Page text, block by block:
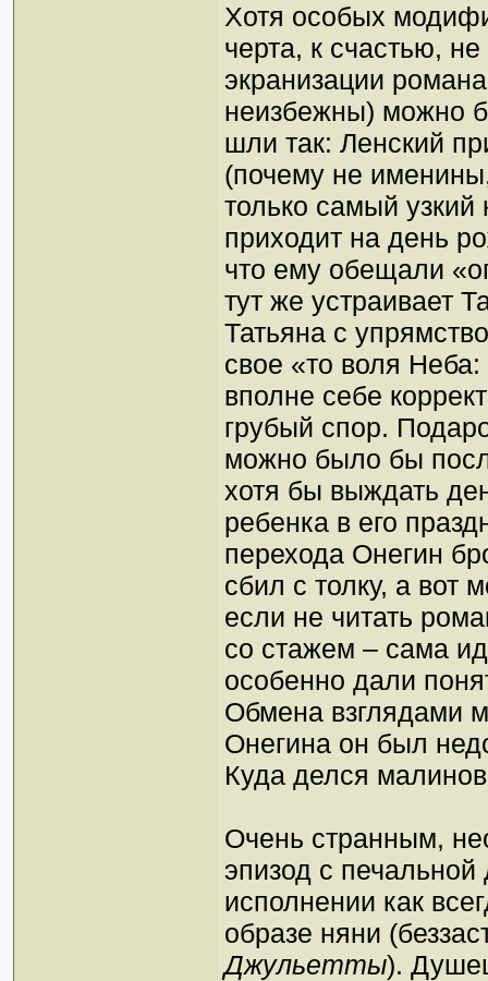
Хотя особых
черта, к счастью,
экранизации
неизбежны) можно
шли так: Ленский
(почему не
только самый узкий
приходит на день
что ему обещали
тут же устраивает
Татьяна с
свое «то воля
вполне себе
грубый спор.
можно было бы
хотя бы выждать
ребенка в его
перехода Онегин
сбил с толку, а вот
если не читать
со стажем – сама
особенно дали
Обмена взглядами
Онегина он был
Куда делся
Очень странным,
эпизод с печальной
исполнении как
образе няни
Джульетты).